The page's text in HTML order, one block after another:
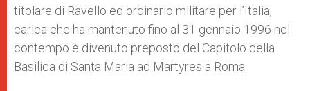
titolare di Ravello ed ordinario militare per l’Italia,
carica che ha mantenuto fino al 31 gennaio 1996 nel
contempo è divenuto preposto del Capitolo della
Basilica di Santa Maria ad Martyres a Roma.